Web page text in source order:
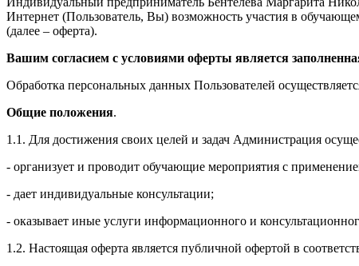
Интернет (Пользователь, Вы) возможность участия в
(далее – оферта).
Вашим согласием с условиями оферты является
Обработка персональных данных Пользователей
Общие положения.
1.1. Для достижения своих целей и задач Администрация
- организует и проводит обучающие мероприятия с
- дает индивидуальные консультации;
- оказывает иные услуги информационного и
1.2. Настоящая оферта является публичной офертой в